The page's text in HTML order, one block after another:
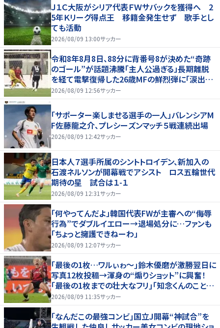
Ｊ１Ｃ大阪がシリア代表ＦＷサバックを獲得へ 2
5年Ｋリーグ得点王 移籍金発生せず 歌手とし
ても活動
2026/08/09 13:00サッカー
令和8年8月8日、88分に背番号8が決めた“奇跡
のゴール”が話題沸騰「主人公過ぎる」長期離脱
を経て電撃復帰した26歳MFの鮮烈弾に「涙出て
きた」
2026/08/09 12:56サッカー
「サポーター楽しませる選手の一人」バレンシアM
F佐藤龍之介、プレシーズンマッチ５戦連続出場
2026/08/09 12:42サッカー
日本人７選手所属のシントトロイデン、新加入の
石渡ネルソンが開幕戦でアシスト ロス五輪世代
期待の星 試合は１-１
2026/08/09 12:31サッカー
「何やってんだよ」韓国代表FWが主審への“侮辱
行為”でダブルイエロー→退場処分に…ファンも
「ちょっと擁護できねーわ」
2026/08/09 12:07サッカー
｢最後の1枚…ワルぃゎ〜｣鈴木優磨が激勝翌日に
写真12枚投稿→渾身の“煽りショット”に興奮！
｢最後の1枚までの壮大なフリ｣｢知念くんのことど
んだけ好きなんよｗ｣
2026/08/09 11:35サッカー
｢なんだこの最強コンビ｣国立J開幕“神試合”を